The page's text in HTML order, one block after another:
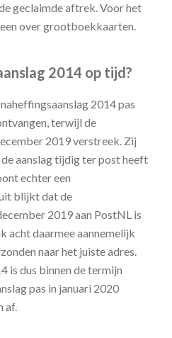
geclaimde aftrek. Voor het
over grootboekkaarten.
2014 op tijd?
2014 pas
terwijl de
2019 verstreek. Zij
aanslag tijdig ter post heeft
echter een
blijkt dat de
2019 aan PostNL is
acht daarmee aannemelijk
naar het juiste adres.
is dus binnen de termijn
pas in januari 2020
af.